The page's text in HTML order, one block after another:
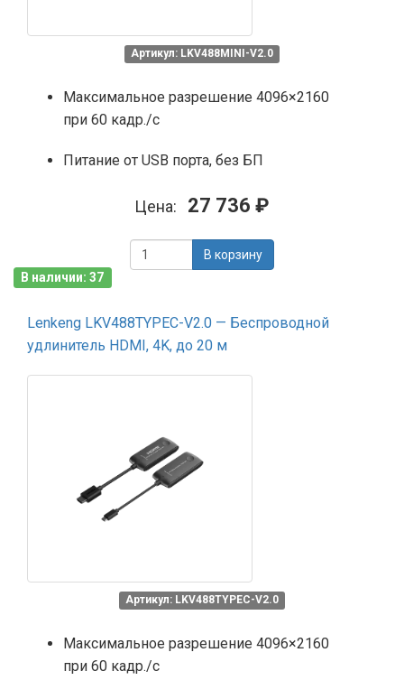
Артикул: LKV488MINI-V2.0
Максимальное разрешение 4096×2160
при 60 кадр./с
Питание от USB порта, без БП
Цена: 27 736 ₽
В корзину
В наличии: 37
Lenkeng LKV488TYPEC-V2.0 — Беспроводной
удлинитель HDMI, 4K, до 20 м
Артикул: LKV488TYPEC-V2.0
Максимальное разрешение 4096×2160
при 60 кадр./с